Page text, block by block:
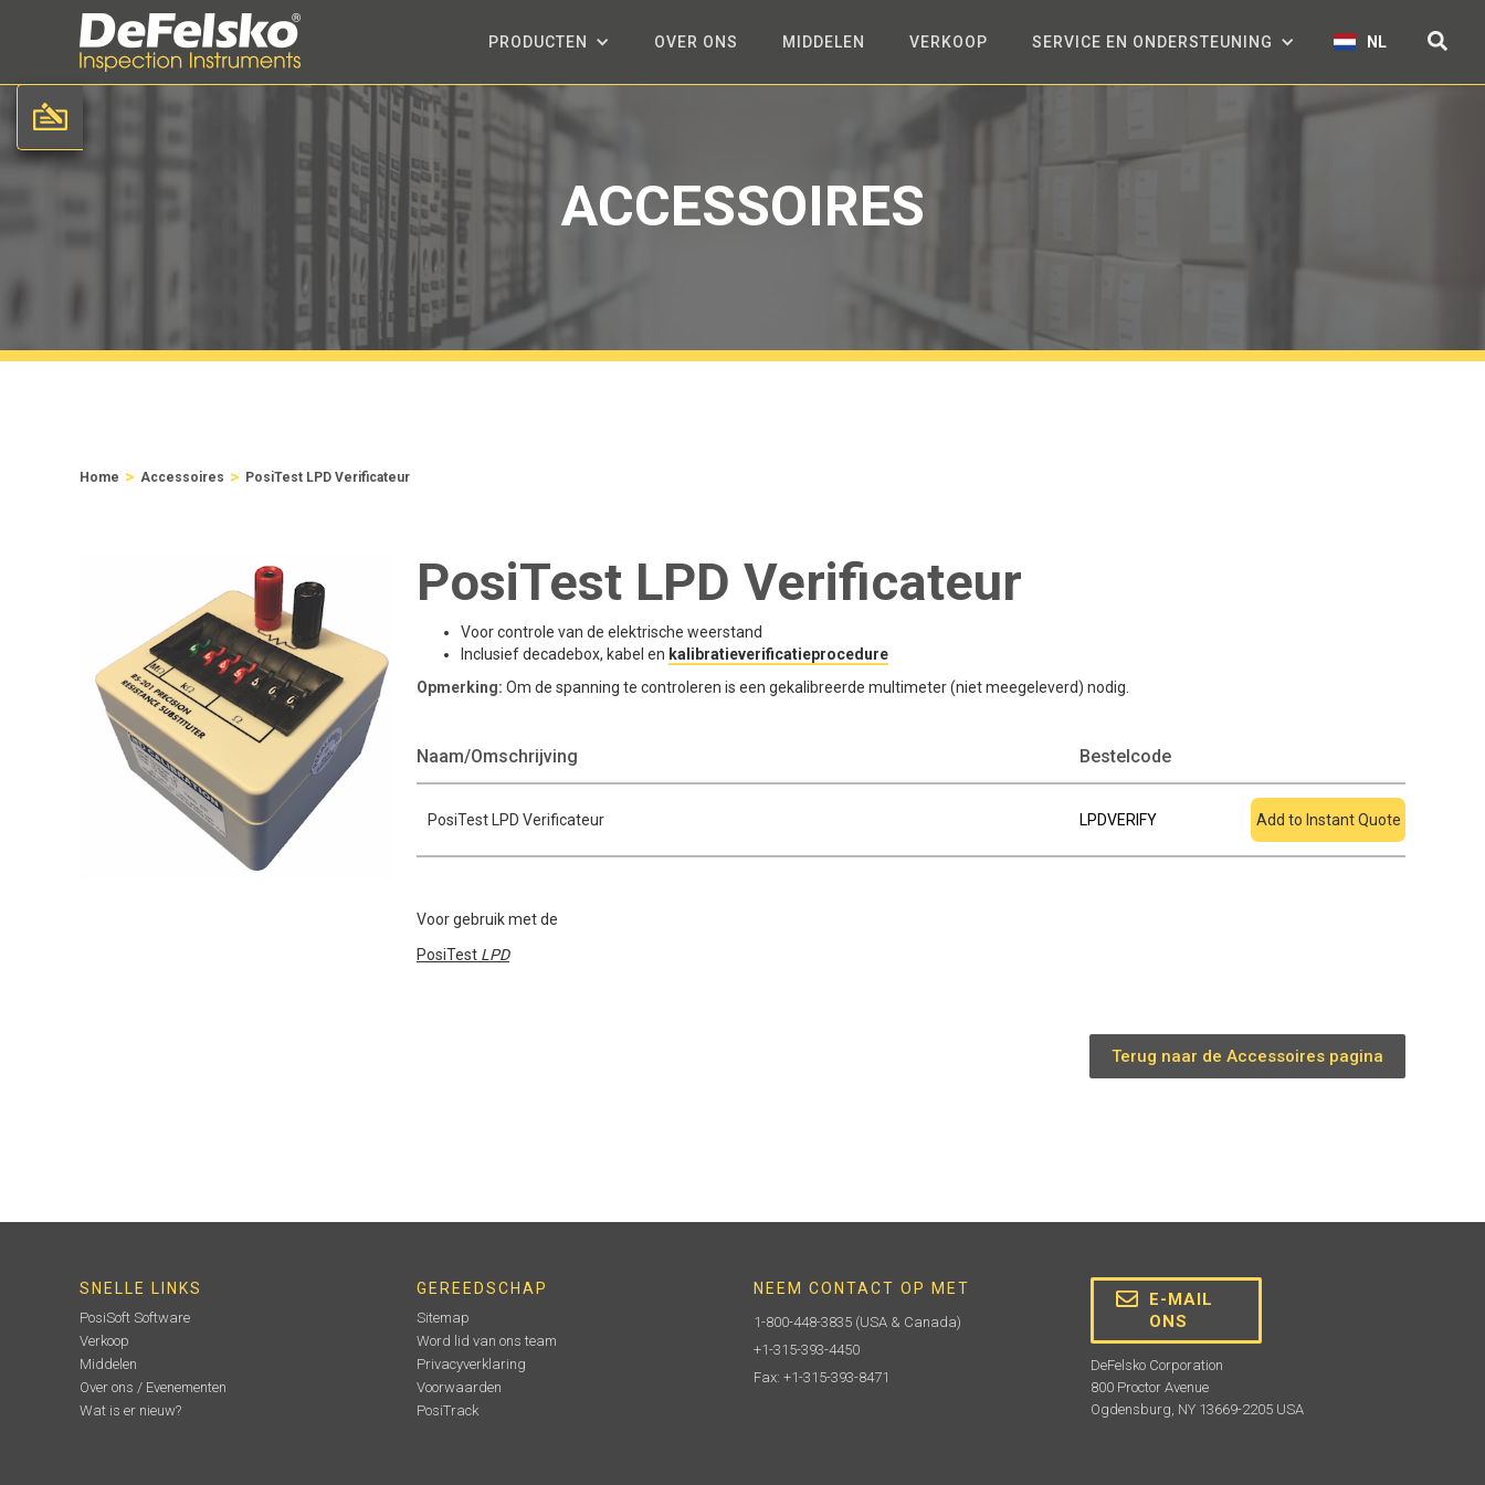
PRODUCTEN OVER ONS MIDDELEN VERKOOP SERVICE EN ONDERSTEUNING NL
ACCESSOIRES
Home > Accessoires > PosiTest LPD Verificateur
PosiTest LPD Verificateur
Voor controle van de elektrische weerstand
Inclusief decadebox, kabel en kalibratieverificatieprocedure
Opmerking: Om de spanning te controleren is een gekalibreerde multimeter (niet meegeleverd) nodig.
Naam/Omschrijving Bestelcode
PosiTest LPD Verificateur LPDVERIFY Add to Instant Quote
Voor gebruik met de
PosiTest LPD
Terug naar de Accessoires pagina
SNELLE LINKS
PosiSoft Software
Verkoop
Middelen
Over ons / Evenementen
Wat is er nieuw?
GEREEDSCHAP
Sitemap
Word lid van ons team
Privacyverklaring
Voorwaarden
PosiTrack
NEEM CONTACT OP MET
1-800-448-3835 (USA & Canada)
+1-315-393-4450
Fax: +1-315-393-8471
E-MAIL
ONS
DeFelsko Corporation
800 Proctor Avenue
Ogdensburg, NY 13669-2205 USA